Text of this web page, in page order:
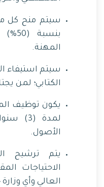
سيتم منح كل
المهنة.
سيتم استيفاء
الكتابي؛ لمن
يكون توظيف
لمدة
الأصول.
يتم ترشيح
الاحتياجات
العالي وأي